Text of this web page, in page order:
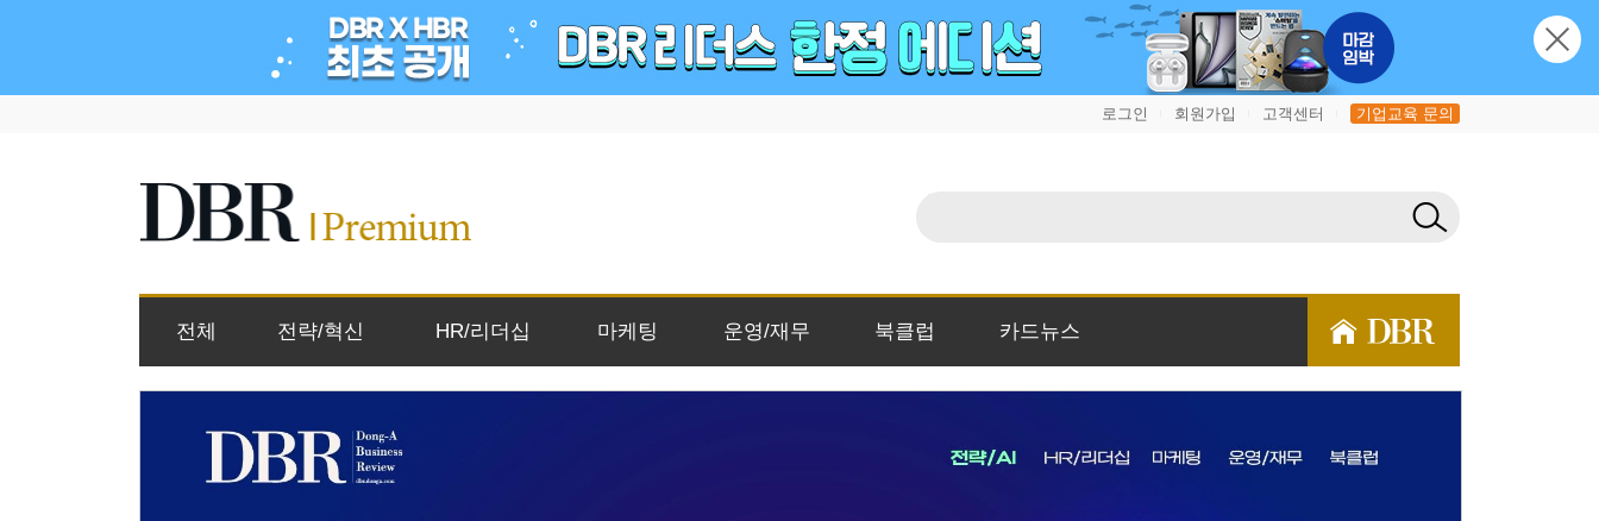
로그인 회원가입 고객센터 기업교육 문의
전체 전략/혁신 HR/리더십 마케팅 운영/재무 북클럽 카드뉴스